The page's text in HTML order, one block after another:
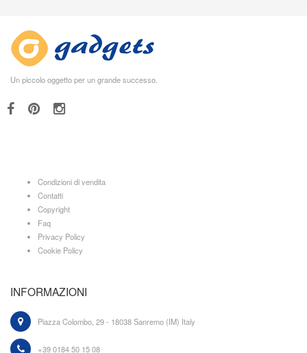
Un piccolo oggetto per un grande successo.
Condizioni di vendita
Contatti
Copyright
Faq
Privacy Policy
Cookie Policy
INFORMAZIONI
Piazza Colombo, 29 - 18038 Sanremo (IM) Italy
+39 0184 50 15 08